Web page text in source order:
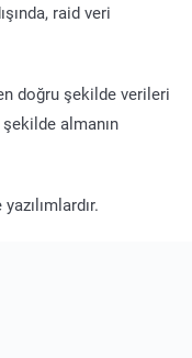
raid veri
doğru şekilde verileri
almanın